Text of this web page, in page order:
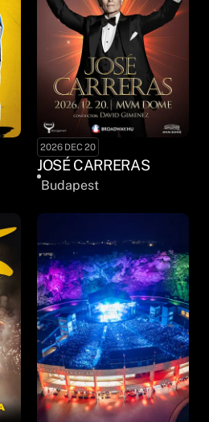
2026 DEC 20
JOSÉ CARRERAS
Budapest